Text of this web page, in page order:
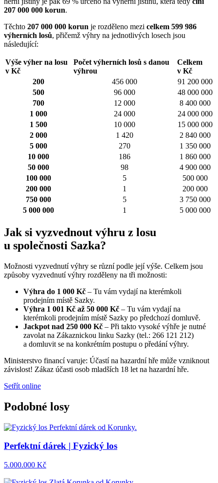
207 000 000 korun.
Těchto 207 000 000 korun je rozděleno mezi celkem 599 986
výherních losů, přičemž výhry na jednotlivých losech jsou
následující:
Výše výher na losu
v Kč
Počet výherních losů s danou
výhrou
Celkem
v Kč
200
456 000
91 200 000
500
96 000
48 000 000
700
12 000
8 400 000
1 000
24 000
24 000 000
1 500
10 000
15 000 000
2 000
1 420
2 840 000
5 000
270
1 350 000
10 000
186
1 860 000
50 000
98
4 900 000
100 000
5
500 000
200 000
1
200 000
750 000
5
3 750 000
5 000 000
1 5 000 000
Jak si vyzvednout výhru z losu
u společnosti Sazka?
Možnosti vyzvednutí výhry se různí podle její výše. Celkem jsou
způsoby vyzvednutí výhry rozděleny na tři možnosti:
Výhra do 1 000 Kč – Tu vám vydají na kterémkoli
prodejním místě Sazky.
Výhra 1 001 Kč až 50 000 Kč – Tu vám vydají na
kterémkoli prodejním místě Sazky po předchozí domluvě.
Jackpot nad 250 000 Kč – Při takto vysoké výhře je nutné
zavolat na Zákaznickou linku Sazky (tel.: 266 121 212)
a domluvit se na konkrétním postupu o předání výhry.
Ministerstvo financí varuje: Účastí na hazardní hře může vzniknout
závislost! Zákaz účasti osob mladších 18 let na hazardní hře.
Setřít online
Podobné losy
Perfektní dárek | Fyzický los
5.000.000 Kč